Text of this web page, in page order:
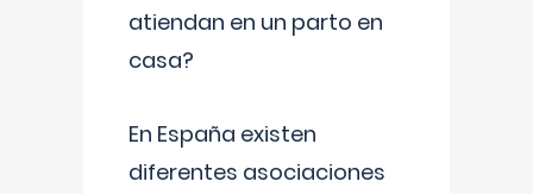
atiendan en un parto en
casa?
En España existen
diferentes asociaciones